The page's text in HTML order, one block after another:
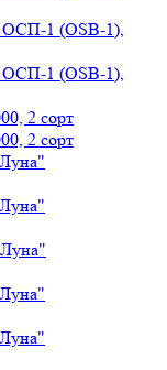
ОСП-1 (OSB-1),
ОСП-1 (OSB-1),
2 сорт
2 сорт